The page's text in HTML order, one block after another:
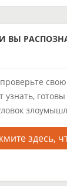
ВЫ
узнать,
здесь,